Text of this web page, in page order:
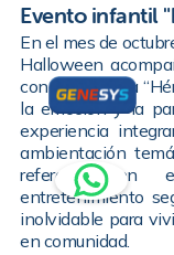
Evento infantil
En el mes de
Halloween
con la temática
la emoción y la
experiencia
ambientación
referente en
entretenimiento
inolvidable para
en comunidad.